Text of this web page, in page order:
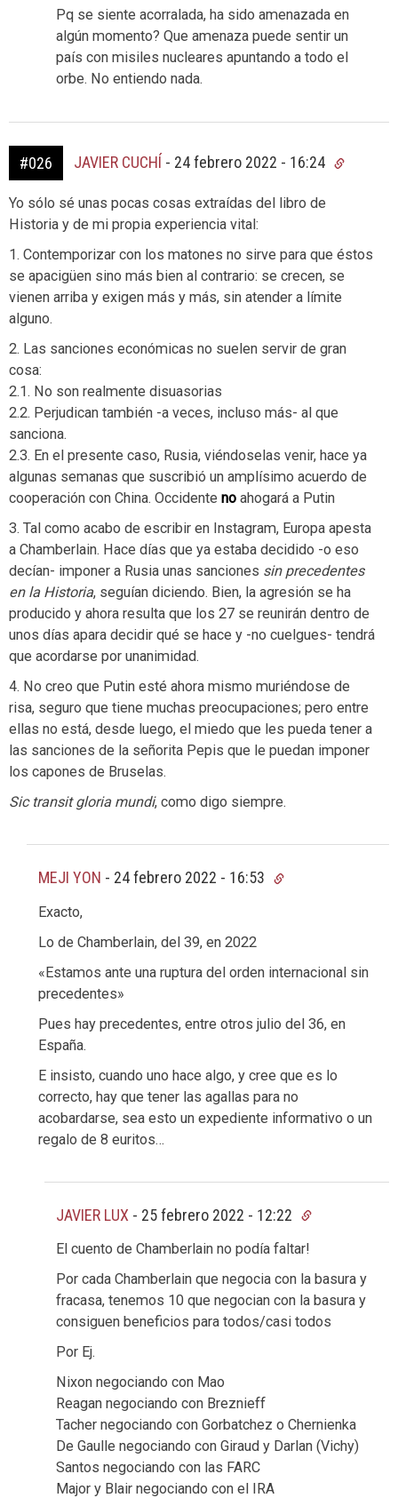
Pq se siente acorralada, ha sido amenazada en
algún momento? Que amenaza puede sentir un
país con misiles nucleares apuntando a todo el
orbe. No entiendo nada.
#026 JAVIER CUCHÍ - 24 febrero 2022 - 16:24
Yo sólo sé unas pocas cosas extraídas del libro de
Historia y de mi propia experiencia vital:
1. Contemporizar con los matones no sirve para que éstos
se apacigüen sino más bien al contrario: se crecen, se
vienen arriba y exigen más y más, sin atender a límite
alguno.
2. Las sanciones económicas no suelen servir de gran
cosa:
2.1. No son realmente disuasorias
2.2. Perjudican también -a veces, incluso más- al que
sanciona.
2.3. En el presente caso, Rusia, viéndoselas venir, hace ya
algunas semanas que suscribió un amplísimo acuerdo de
cooperación con China. Occidente no ahogará a Putin
3. Tal como acabo de escribir en Instagram, Europa apesta
a Chamberlain. Hace días que ya estaba decidido -o eso
decían- imponer a Rusia unas sanciones sin precedentes
en la Historia, seguían diciendo. Bien, la agresión se ha
producido y ahora resulta que los 27 se reunirán dentro de
unos días apara decidir qué se hace y -no cuelgues- tendrá
que acordarse por unanimidad.
4. No creo que Putin esté ahora mismo muriéndose de
risa, seguro que tiene muchas preocupaciones; pero entre
ellas no está, desde luego, el miedo que les pueda tener a
las sanciones de la señorita Pepis que le puedan imponer
los capones de Bruselas.
Sic transit gloria mundi, como digo siempre.
MEJI YON - 24 febrero 2022 - 16:53
Exacto,
Lo de Chamberlain, del 39, en 2022
«Estamos ante una ruptura del orden internacional sin
precedentes»
Pues hay precedentes, entre otros julio del 36, en
España.
E insisto, cuando uno hace algo, y cree que es lo
correcto, hay que tener las agallas para no
acobardarse, sea esto un expediente informativo o un
regalo de 8 euritos…
JAVIER LUX - 25 febrero 2022 - 12:22
El cuento de Chamberlain no podía faltar!
Por cada Chamberlain que negocia con la basura y
fracasa, tenemos 10 que negocian con la basura y
consiguen beneficios para todos/casi todos
Por Ej.
Nixon negociando con Mao
Reagan negociando con Breznieff
Tacher negociando con Gorbatchez o Chernienka
De Gaulle negociando con Giraud y Darlan (Vichy)
Santos negociando con las FARC
Major y Blair negociando con el IRA